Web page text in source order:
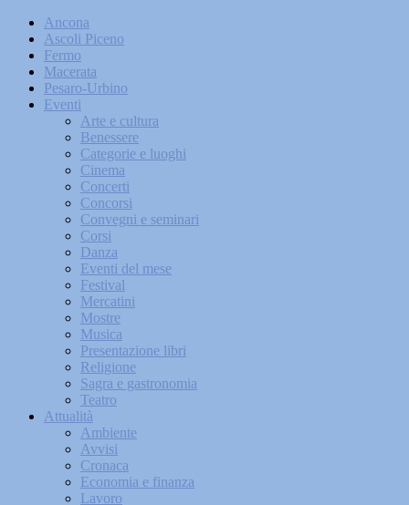
Ancona
Ascoli Piceno
Fermo
Macerata
Pesaro-Urbino
Eventi
Arte e cultura
Benessere
Categorie e luoghi
Cinema
Concerti
Concorsi
Convegni e seminari
Corsi
Danza
Eventi del mese
Festival
Mercatini
Mostre
Musica
Presentazione libri
Religione
Sagra e gastronomia
Teatro
Attualità
Ambiente
Avvisi
Cronaca
Economia e finanza
Lavoro